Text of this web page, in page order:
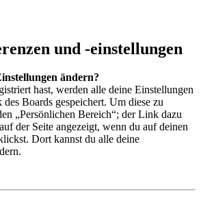
und -einstellungen
ändern?
hast, werden alle deine Einstellungen
Boards gespeichert. Um diese zu
„Persönlichen Bereich“; der Link dazu
der Seite angezeigt, wenn du auf deinen
Dort kannst du alle deine